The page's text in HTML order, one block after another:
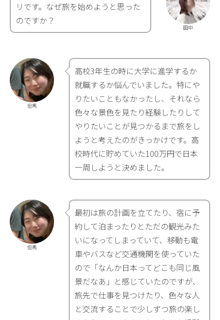
田中
リです。なぜ旅を始めようと思った
のですか？
但馬
高校3年生の時に大学に進学するか
就職するか悩んでいました。特にや
りたいこともなかったし、それなら
色々な景色を見たり経験したりして
やりたいことが見つかるまで旅をし
ようと考えたのがきっかけです。高
校時代に貯めていた100万円で日本
一周しようと決めました。
但馬
最初は旅の計画を立てたり、宿に予
約して泊まったりとただの観光みた
いになってしまっていて、移動も電
車やバスなど交通機関を使っていた
ので「なんか日本ってどこも同じ風
景だなあ」と感じていたのですが、
旅先で仕事を見つけたり、色々な人
と交流することで少しずつ旅の楽し